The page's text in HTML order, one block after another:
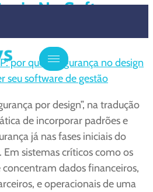
No Software
por design”, na tradução
de incorporar padrões e
já nas fases iniciais do
sistemas críticos como os
concentram dados financeiros,
e operacionais de uma